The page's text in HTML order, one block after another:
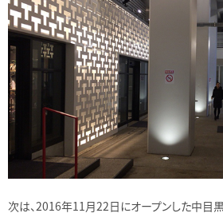
次は、2016年11月22日にオープンした中目